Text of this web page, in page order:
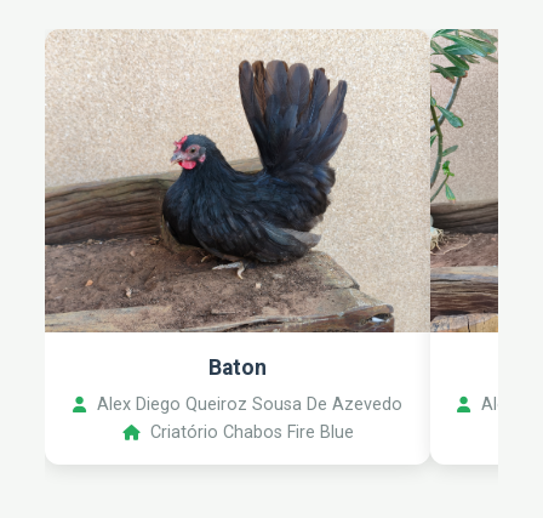
Baton
Alex Diego Queiroz Sousa De Azevedo
Criatório Chabos Fire Blue
Alex